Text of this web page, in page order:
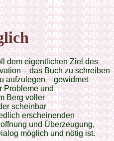
dem eigentlichen Ziel des
– das Buch zu schreiben
aufzulegen – gewidmet
Probleme und
Berg voller
scheinbar
erscheinenden
und Überzeugung,
möglich und nötig ist.